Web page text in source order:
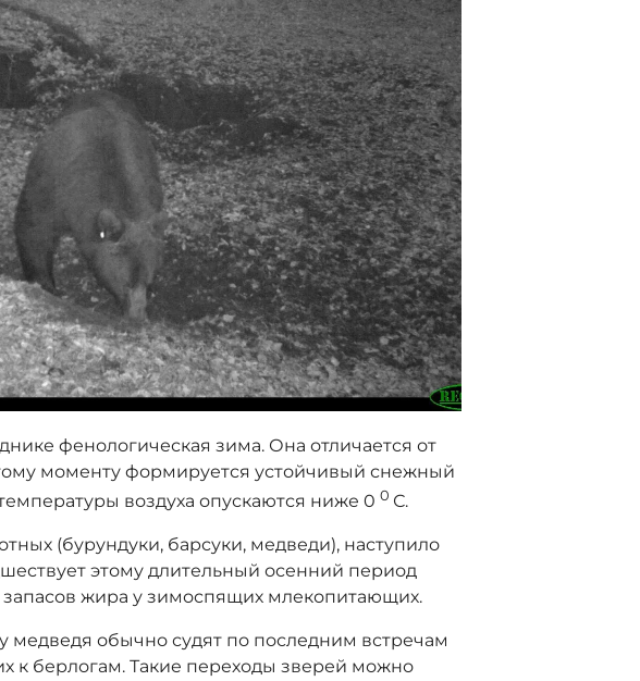
фенологическая зима. Она отличается от
моменту формируется устойчивый снежный
воздуха опускаются ниже 00 С.
(бурундуки, барсуки, медведи), наступило
этому длительный осенний период
запасов жира у зимоспящих млекопитающих.
медведя обычно судят по последним встречам
к берлогам. Такие переходы зверей можно